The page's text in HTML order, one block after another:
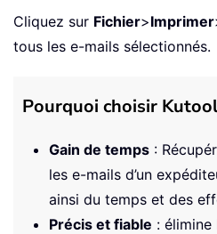
Cliquez sur Fichier>Imprimer
tous les e-mails sélectionnés.
Pourquoi choisir
Gain de temps :
les e-mails d’un
ainsi du temps et des
Précis et fiable : élimine